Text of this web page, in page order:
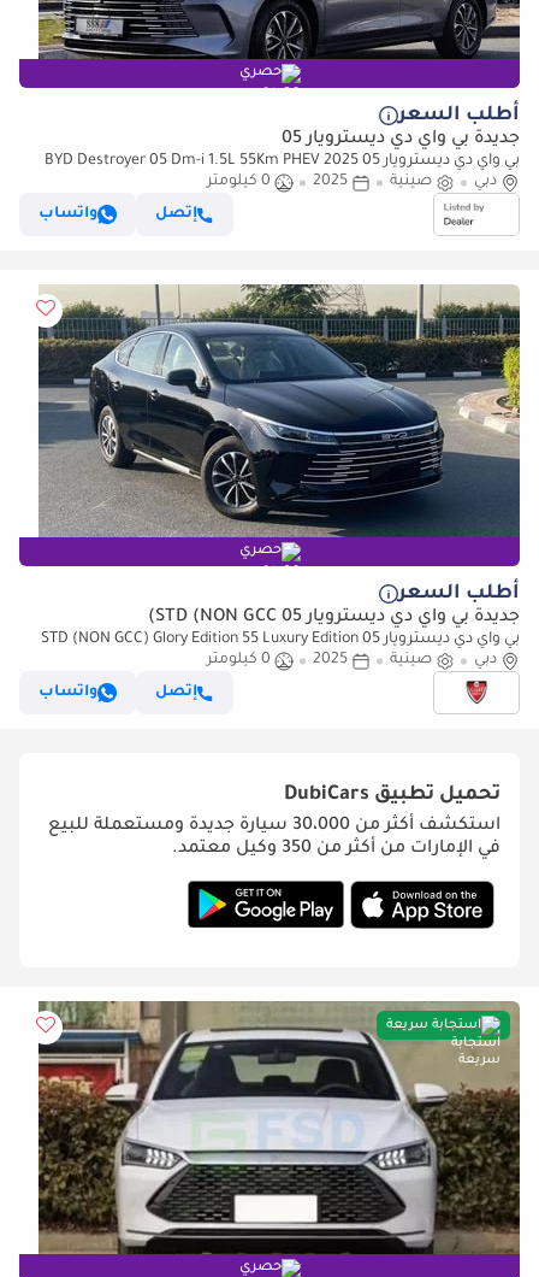
حصري
أطلب السعر
جديدة بي واي دي ديسترويار 05
بي واي دي ديسترويار 05 2025 BYD Destroyer 05 Dm-i 1.5L 55Km PHEV
0Kmدبي صينية 2025
0 كيلومتر
إتصل
واتساب
حصري
أطلب السعر
جديدة بي واي دي ديسترويار 05 STD (NON GCC)
بي واي دي ديسترويار 05 STD (NON GCC) Glory Edition 55 Luxury Edition
دبي
صينية 2025
0 كيلومتر
إتصل
واتساب
تحميل تطبيق DubiCars
استكشف أكثر من 30،000 سيارة جديدة ومستعملة للبيع
في الإمارات من أكثر من 350 وكيل معتمد.
استجابة سريعة
حصري